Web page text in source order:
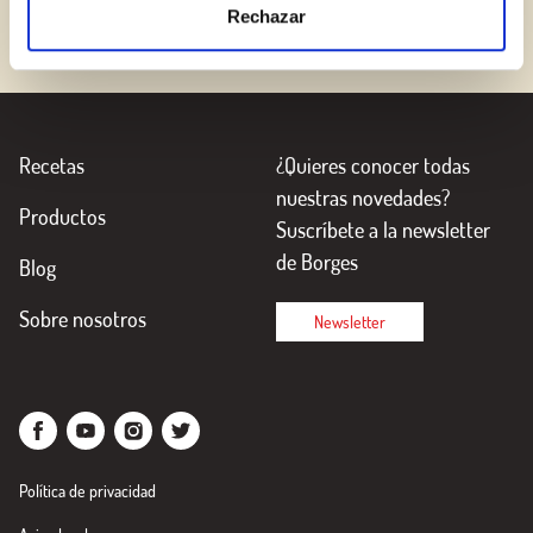
Rechazar
Recetas
Productos
Blog
Sobre nosotros
¿Quieres conocer todas
nuestras novedades?
Suscríbete a la newsletter
de Borges
Newsletter
Política de privacidad